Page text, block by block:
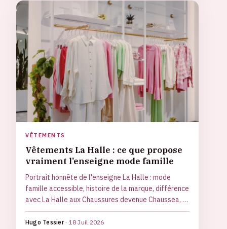
VÊTEMENTS
Vêtements La Halle : ce que propose
vraiment l’enseigne mode famille
Portrait honnête de l'enseigne La Halle : mode
famille accessible, histoire de la marque, différence
avec La Halle aux Chaussures devenue Chaussea, et
conseils pour acheter malin sans se fier aux seules
promotions.
Hugo Tessier · 18 Juil 2026